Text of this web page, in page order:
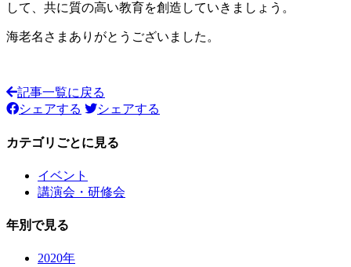
して、共に質の高い教育を創造していきましょう。
海老名さまありがとうございました。
記事一覧に戻る
シェアする
シェアする
カテゴリごとに見る
イベント
講演会・研修会
年別で見る
2020年